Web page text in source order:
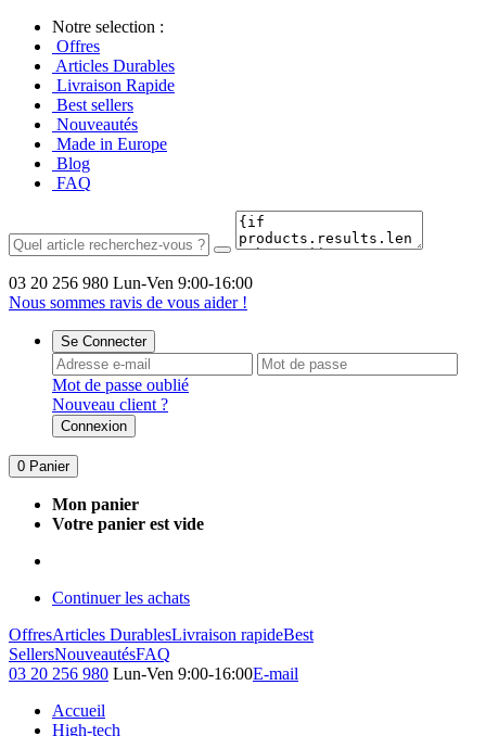
Notre selection :
Offres
Articles Durables
Livraison Rapide
Best sellers
Nouveautés
Made in Europe
Blog
FAQ
03 20 256 980 Lun-Ven 9:00-16:00
Nous sommes ravis de vous aider !
Se Connecter
Mot de passe oublié
Nouveau client ?
Connexion
0 Panier
Mon panier
Votre panier est vide
Continuer les achats
OffresArticles DurablesLivraison rapideBest
SellersNouveautésFAQ
03 20 256 980 Lun-Ven 9:00-16:00E-mail
Accueil
High-tech